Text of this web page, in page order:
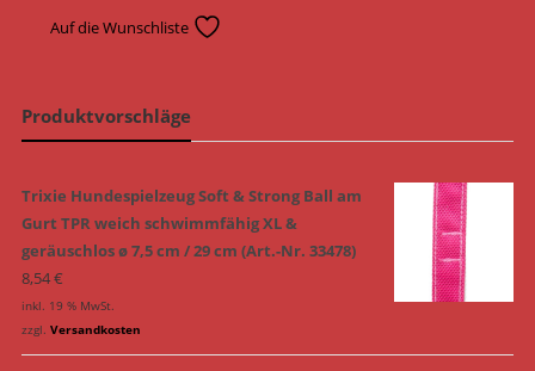
Auf die Wunschliste
Produktvorschläge
Trixie Hundespielzeug Soft & Strong Ball am
Gurt TPR weich schwimmfähig XL &
geräuschlos ø 7,5 cm / 29 cm (Art.-Nr. 33478)
8,54€
inkl. 19 % MwSt.
zzgl. Versandkosten